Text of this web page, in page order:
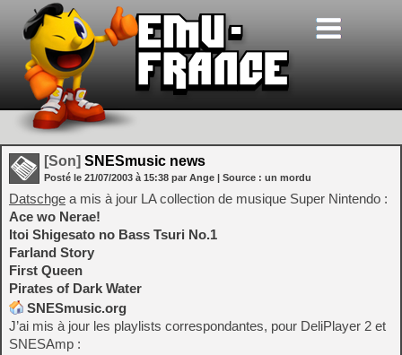
[Son] SNESmusic news
Posté le 21/07/2003 à 15:38 par Ange | Source : un mordu
Datschge a mis à jour LA collection de musique Super Nintendo :
Ace wo Nerae!
Itoi Shigesato no Bass Tsuri No.1
Farland Story
First Queen
Pirates of Dark Water
SNESmusic.org
J’ai mis à jour les playlists correspondantes, pour DeliPlayer 2 et
SNESAmp :